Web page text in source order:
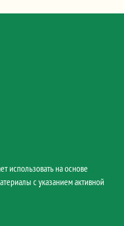
использовать на основе
с указанием активной